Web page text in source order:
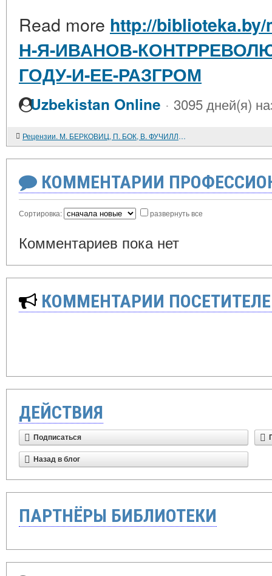
Read more http://
Н-Я-ИВАНОВ-
ГОДУ-И-ЕЕ-РАЗГРОМ
Uzbekistan Online · 3095 дней(я)
Рецензии. М. БЕРКОВИЦ, П. БОК, В. ФУЧИЛЛО. ПОЛИТИЧЕСКИЕ МОТИВЫ ВНЕШНЕЙ ПОЛИТИКИ США. СОЦИАЛЬНЫЙ КОНТЕКСТ ПРИНЯТИЯ ВНЕШНЕПОЛИТИЧЕСКИХ РЕШЕНИЙ
КОММЕНТАРИИ
Сортировка: развернуть все
Комментариев пока нет
КОММЕНТАРИИ
ДЕЙСТВИЯ
Подписаться
Назад в блог
ПАРТНЁРЫ БИБЛИОТЕКИ